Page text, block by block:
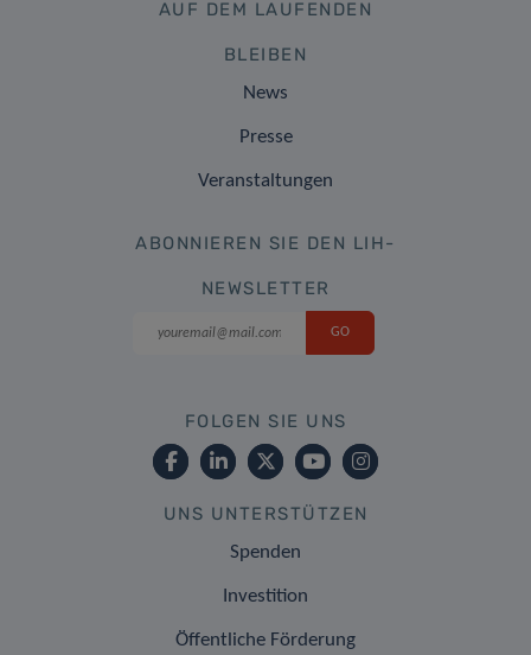
AUF DEM LAUFENDEN
BLEIBEN
News
Presse
Veranstaltungen
ABONNIEREN SIE DEN LIH-
NEWSLETTER
FOLGEN SIE UNS
UNS UNTERSTÜTZEN
Spenden
Investition
Öffentliche Förderung